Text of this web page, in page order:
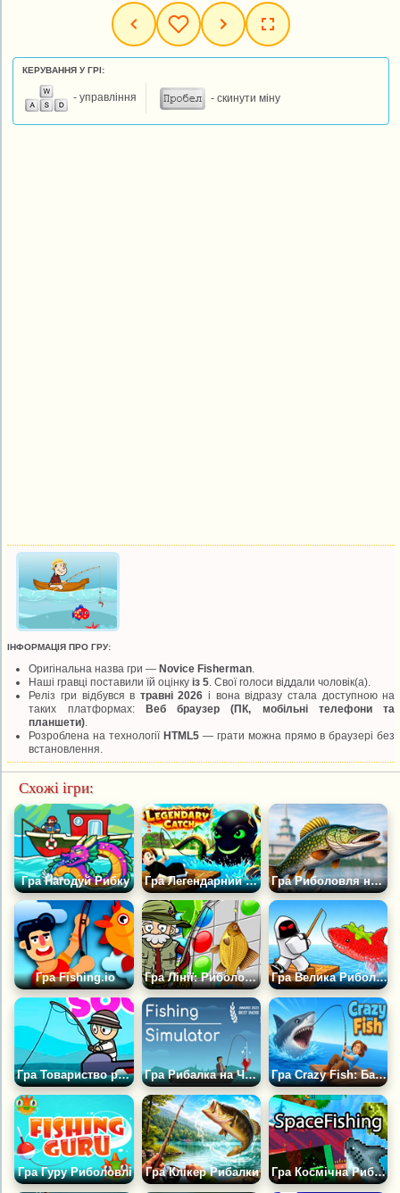
КЕРУВАННЯ У ГРІ:
- управління - скинути міну
ІНФОРМАЦІЯ ПРО ГРУ:
Оригінальна назва гри —Novice Fisherman
Наші гравці поставили їй оцінкуіз 5 . Свої голоси віддаличоловік(а).
Реліз гри відбувся в травні 2026 і вона відразу стала доступною на
таких платформах: Веб браузер (ПК, мобільні телефони та
планшети)
Розроблена на технології HTML5— грати можна прямо в браузері без
встановлення.
Схожі ігри:
Гра Нагодуй Рибку Гра Легендарний Улов Роблокс Гра Риболовля на Вудку
Гра Fishing.io Гра Лінії: Риболовля Гра Велика Риболовля на Roblox
Гра Товариство рибалок Гра Рибалка на Човні 2D Гра Crazy Fish: Багатокористувацька
Гра Гуру Риболовлі Гра Клікер Рибалки Гра Космічна Рибалка